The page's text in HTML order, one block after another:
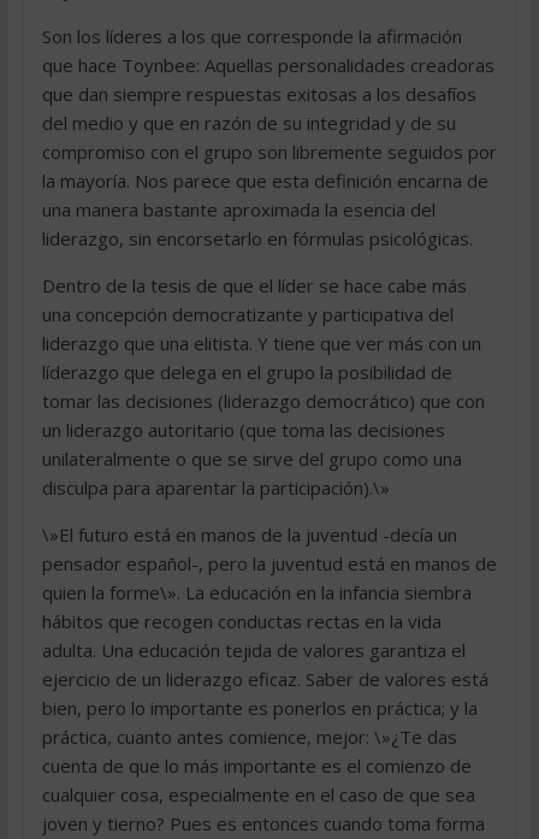
Son los líderes a los que corresponde la afirmación
que hace Toynbee: Aquellas personalidades creadoras
que dan siempre respuestas exitosas a los desafíos
del medio y que en razón de su integridad y de su
compromiso con el grupo son libremente seguidos por
la mayoría. Nos parece que esta definición encarna de
una manera bastante aproximada la esencia del
liderazgo, sin encorsetarlo en fórmulas psicológicas.
Dentro de la tesis de que el líder se hace cabe más
una concepción democratizante y participativa del
liderazgo que una elitista. Y tiene que ver más con un
líderazgo que delega en el grupo la posibilidad de
tomar las decisiones (liderazgo democrático) que con
un liderazgo autoritario (que toma las decisiones
unilateralmente o que se sirve del grupo como una
disculpa para aparentar la participación).\»
\»El futuro está en manos de la juventud -decía un
pensador español-, pero la juventud está en manos de
quien la forme\». La educación en la infancia siembra
hábitos que recogen conductas rectas en la vida
adulta. Una educación tejida de valores garantiza el
ejercicio de un liderazgo eficaz. Saber de valores está
bien, pero lo importante es ponerlos en práctica; y la
práctica, cuanto antes comience, mejor: \»¿Te das
cuenta de que lo más importante es el comienzo de
cualquier cosa, especialmente en el caso de que sea
joven y tierno? Pues es entonces cuando toma forma